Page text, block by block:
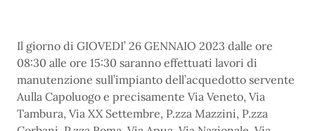
Il giorno di GIOVEDI’ 26 GENNAIO 2023 dalle ore
08:30 alle ore 15:30 saranno effettuati lavori di
manutenzione sull’impianto dell’acquedotto servente
Aulla Capoluogo e precisamente Via Veneto, Via
Tambura, Via XX Settembre, P.zza Mazzini, P.zza